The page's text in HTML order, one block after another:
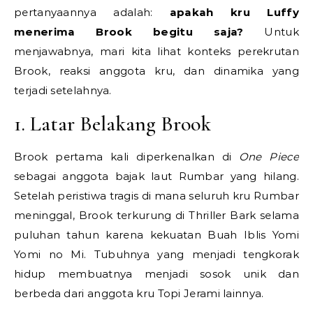
pertanyaannya adalah: apakah kru Luffy
menerima Brook begitu saja? Untuk
menjawabnya, mari kita lihat konteks perekrutan
Brook, reaksi anggota kru, dan dinamika yang
terjadi setelahnya.
1. Latar Belakang Brook
Brook pertama kali diperkenalkan di
One Piece
sebagai anggota bajak laut Rumbar yang hilang.
Setelah peristiwa tragis di mana seluruh kru Rumbar
meninggal, Brook terkurung di Thriller Bark selama
puluhan tahun karena kekuatan Buah Iblis Yomi
Yomi no Mi. Tubuhnya yang menjadi tengkorak
hidup membuatnya menjadi sosok unik dan
berbeda dari anggota kru Topi Jerami lainnya.